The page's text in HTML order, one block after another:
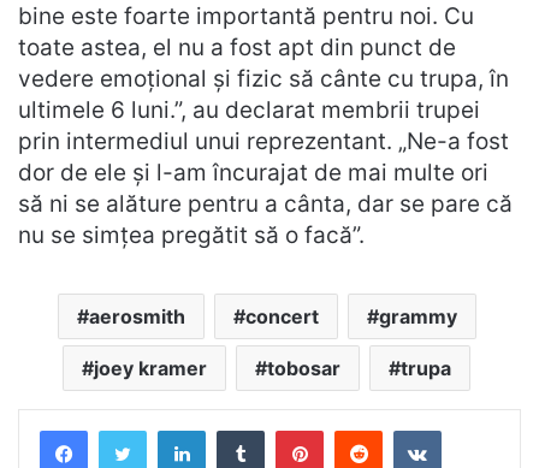
bine este foarte importantă pentru noi. Cu
toate astea, el nu a fost apt din punct de
vedere emoțional și fizic să cânte cu trupa, în
ultimele 6 luni.”, au declarat membrii trupei
prin intermediul unui reprezentant. „Ne-a fost
dor de ele și l-am încurajat de mai multe ori
să ni se alăture pentru a cânta, dar se pare că
nu se simțea pregătit să o facă”.
aerosmith concert grammy
joey kramer tobosar trupa
LinkedInTumblrPinterestRedditVKontakte